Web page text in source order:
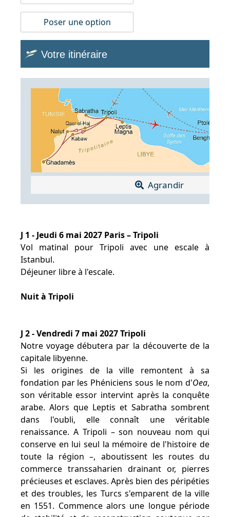
Poser une option
Votre itinéraire
Agrandir
J 1 - Jeudi 6 mai 2027 Paris – Tripoli
Vol matinal pour Tripoli avec une escale à
Istanbul.
Déjeuner libre à l'escale.
Nuit à Tripoli
J 2 - Vendredi 7 mai 2027 Tripoli
Notre voyage débutera par la découverte de la
capitale libyenne.
Si les origines de la ville remontent à sa
fondation par les Phéniciens sous le nom d'Oea,
son véritable essor intervint après la conquête
arabe. Alors que Leptis et Sabratha sombrent
dans l'oubli, elle connaît une véritable
renaissance. A Tripoli – son nouveau nom qui
conserve en lui seul la mémoire de l'histoire de
toute la région –, aboutissent les routes du
commerce transsaharien drainant or, pierres
précieuses et esclaves. Après bien des péripéties
et des troubles, les Turcs s'emparent de la ville
en 1551. Commence alors une longue période